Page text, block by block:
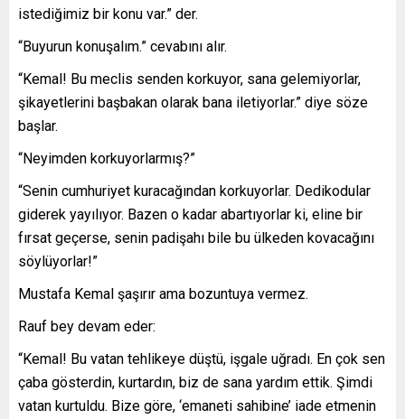
istediğimiz bir konu var.” der.
“Buyurun konuşalım.” cevabını alır.
“Kemal! Bu meclis senden korkuyor, sana gelemiyorlar,
şikayetlerini başbakan olarak bana iletiyorlar.” diye söze
başlar.
“Neyimden korkuyorlarmış?”
“Senin cumhuriyet kuracağından korkuyorlar. Dedikodular
giderek yayılıyor. Bazen o kadar abartıyorlar ki, eline bir
fırsat geçerse, senin padişahı bile bu ülkeden kovacağını
söylüyorlar!”
Mustafa Kemal şaşırır ama bozuntuya vermez.
Rauf bey devam eder:
“Kemal! Bu vatan tehlikeye düştü, işgale uğradı. En çok sen
çaba gösterdin, kurtardın, biz de sana yardım ettik. Şimdi
vatan kurtuldu. Bize göre, ‘emaneti sahibine’ iade etmenin